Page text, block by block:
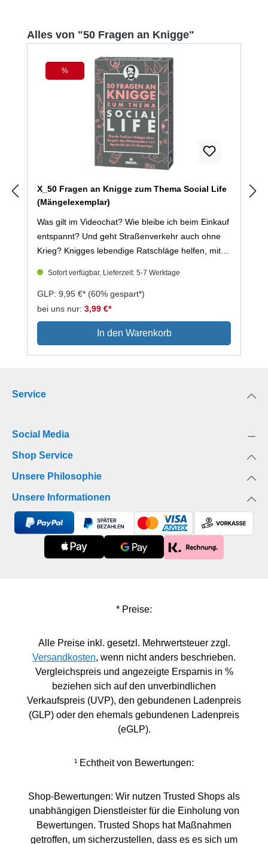
Produktgalerie überspringen
Alles von "50 Fragen an Knigge"
Rabatt
%
X_50 Fragen an Knigge zum Thema Social Life
(Mängelexemplar)
Was gilt im Videochat? Wie bleibe ich beim Einkauf
entspannt? Und geht Straßenverkehr auch ohne
Krieg? Knigges lebendige Ratschläge helfen, mit
gelassener umzugehen.
Sofort verfügbar, Lieferzeit: 5-7 Werktage
GLP: 9,95 €* (60% gespart*)
bei uns nur: 3,99 €*
In den Warenkorb
Service
Social Media
Shop Service
Unsere Philosophie
Unsere Informationen
* Preise:
Alle Preise inkl. gesetzl. Mehrwertsteuer zzgl.
Versandkosten, wenn nicht anders beschrieben.
Vergleichspreis und angezeigte Ersparnis in %
beziehen sich auf den unverbindlichen
Verkaufspreis (UVP), den gebundenen Ladenpreis
(GLP) oder den ehemals gebundenen Ladenpreis
(eGLP).
¹ Echtheit von Bewertungen:
Shop-Bewertungen: Wir nutzen Trusted Shops als
unabhängigen Dienstleister für die Einholung von
Bewertungen. Trusted Shops hat Maßnahmen
getroffen, um sicherzustellen, dass es es sich um